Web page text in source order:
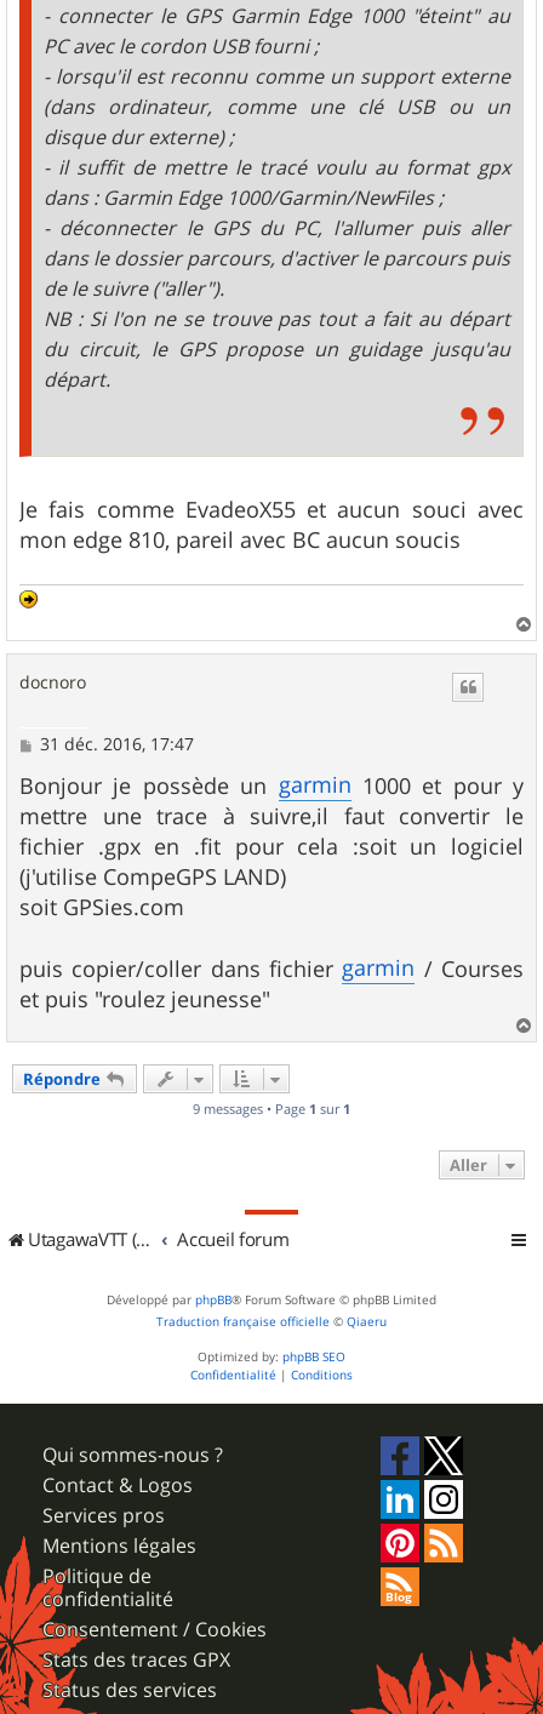
- connecter le GPS Garmin Edge 1000 "éteint" au
PC avec le cordon USB fourni ;
- lorsqu'il est reconnu comme un support externe
(dans ordinateur, comme une clé USB ou un
disque dur externe) ;
- il suffit de mettre le tracé voulu au format gpx
dans : Garmin Edge 1000/Garmin/NewFiles ;
- déconnecter le GPS du PC, l'allumer puis aller
dans le dossier parcours, d'activer le parcours puis
de le suivre ("aller").
NB : Si l'on ne se trouve pas tout a fait au départ
du circuit, le GPS propose un guidage jusqu'au
départ.
Je fais comme EvadeoX55 et aucun souci avec
mon edge 810, pareil avec BC aucun soucis
a
docnoro
M
s
s
a
g
e
31 déc. 2016, 17:47
Bonjour je possède un garmin 1000 et pour y
mettre une trace à suivre,il faut convertir le
fichier .gpx en .fit pour cela :soit un logiciel
(j'utilise CompeGPS LAND)
soit GPSies.com
puis copier/coller dans fichiergarmin / Courses
et puis "roulez jeunesse"
a
Répondre
9 messages • Page 1 sur 1
Aller
UtagawaVTT (Randos VTT et VTTAE avec traces GPS) Accueil forum
Développé par phpBB® Forum Software © phpBB Limited
Traduction française officielle © Qiaeru
Optimized by: phpBB SEO
Confidentialité | Conditions
Qui sommes-nous ?
Contact & Logos
Services pros
Mentions légales
Politique de
confidentialité
Consentement / Cookies
Stats des traces GPX
Status des services